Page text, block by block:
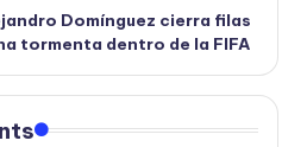
Domínguez cierra filas
tormenta dentro de la FIFA